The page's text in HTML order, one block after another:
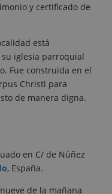
y certificado de
está
iglesia parroquial
Fue construida en el
Christi para
de manera digna.
en C/ de Núñez
, España.
de la mañana